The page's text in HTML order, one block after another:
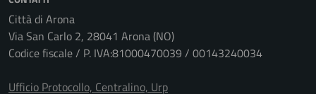
Città di Arona
Via San Carlo 2, 28041 Arona (NO)
Codice fiscale / P. IVA:81000470039 / 00143240034
Ufficio Protocollo, Centralino, Urp